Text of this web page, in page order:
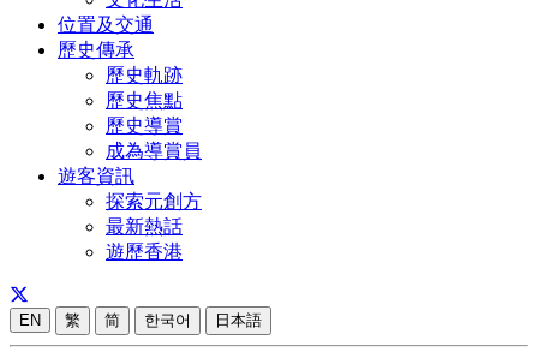
位置及交通
歷史傳承
歷史軌跡
歷史焦點
歷史導賞
成為導賞員
遊客資訊
探索元創方
最新熱話
遊歷香港
EN 繁 简 한국어 日本語